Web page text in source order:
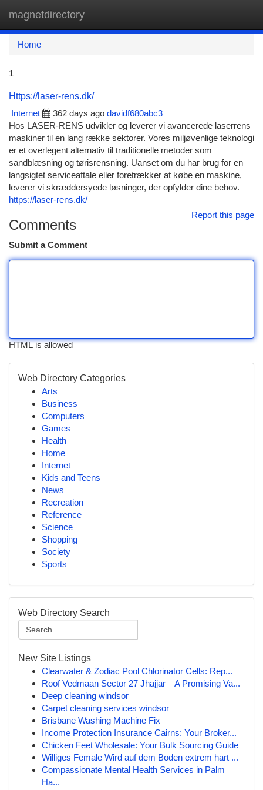
magnetdirectory
Home
1
Https://laser-rens.dk/
Internet
362 days ago davidf680abc3
Hos LASER-RENS udvikler og leverer vi avancerede laserrens
maskiner til en lang række sektorer. Vores miljøvenlige teknologi
er et overlegent alternativ til traditionelle metoder som
sandblæsning og tørisrensning. Uanset om du har brug for en
langsigtet serviceaftale eller foretrækker at købe en maskine,
leverer vi skræddersyede løsninger, der opfylder dine behov.
https://laser-rens.dk/
Report this page
Comments
Submit a Comment
HTML is allowed
Web Directory Categories
Arts
Business
Computers
Games
Health
Home
Internet
Kids and Teens
News
Recreation
Reference
Science
Shopping
Society
Sports
Web Directory Search
New Site Listings
Clearwater & Zodiac Pool Chlorinator Cells: Rep...
Roof Vedmaan Sector 27 Jhajjar – A Promising Va...
Deep cleaning windsor
Carpet cleaning services windsor
Brisbane Washing Machine Fix
Income Protection Insurance Cairns: Your Broker...
Chicken Feet Wholesale: Your Bulk Sourcing Guide
Williges Female Wird auf dem Boden extrem hart ...
Compassionate Mental Health Services in Palm
Ha...